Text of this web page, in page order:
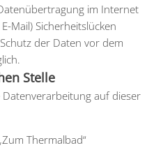
im Internet
Mail) Sicherheitslücken
der Daten vor dem
Stelle
auf dieser
Thermalbad“